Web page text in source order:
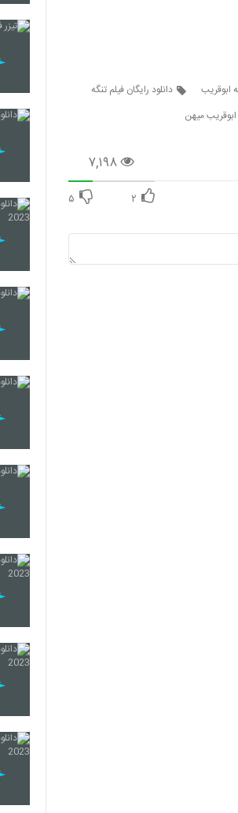
ابوقریب
دانلود رایگان فیلم تنگه
ابوقریب میهن
۷,۱۹۸
۲ ۵